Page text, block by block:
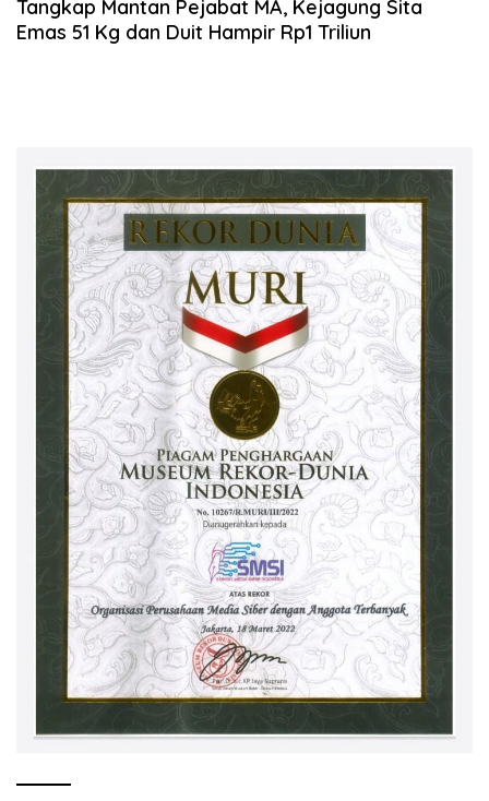
Tangkap Mantan Pejabat MA, Kejagung Sita
Emas 51 Kg dan Duit Hampir Rp1 Triliun